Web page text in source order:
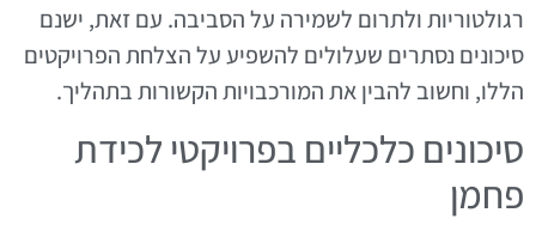
רגולטוריות ולתרום לשמירה על הסביבה. עם זאת, ישנם
סיכונים נסתרים שעלולים להשפיע על הצלחת הפרויקטים
הללו, וחשוב להבין את המורכבויות הקשורות בתהליך.
סיכונים כלכליים בפרויקטי לכידת
פחמן